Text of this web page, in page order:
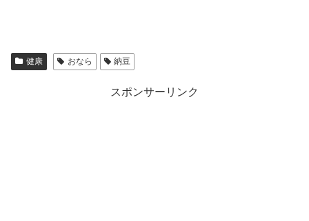
健康 おなら 納豆
スポンサーリンク